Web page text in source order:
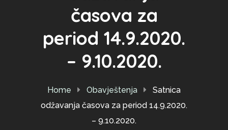
časova za
period 14.9.2020.
– 9.10.2020.
Home Obavještenja
Satnica
odžavanja časova za period 14.9.2020.
– 9.10.2020.